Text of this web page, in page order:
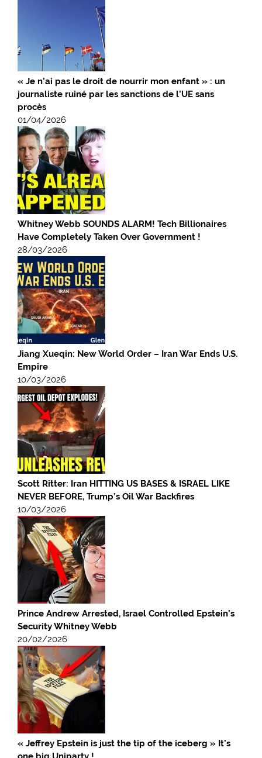
« Je n’ai pas le droit de nourrir mon enfant » : un
journaliste ruiné par les sanctions de l’UE sans
procès
01/04/2026
Whitney Webb SOUNDS ALARM! Tech Billionaires
Have Completely Taken Over Government !
28/03/2026
Jiang Xueqin: New World Order – Iran War Ends U.S.
Empire
10/03/2026
Scott Ritter: Iran HITTING US BASES & ISRAEL LIKE
NEVER BEFORE, Trump’s Oil War Backfires
10/03/2026
Prince Andrew Arrested, Israel Controlled Epstein’s
Security Whitney Webb
20/02/2026
« Jeffrey Epstein is just the tip of the iceberg » It’s